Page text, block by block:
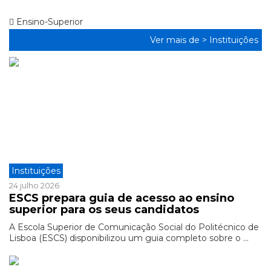
Ensino-Superior
Ver mais de > Instituições
Instituições
24 julho 2026
ESCS prepara guia de acesso ao ensino
superior para os seus candidatos
A Escola Superior de Comunicação Social do Politécnico de
Lisboa (ESCS) disponibilizou um guia completo sobre o ...